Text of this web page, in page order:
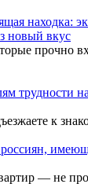
находка:
новый вкус
прочно
трудности
к
— не